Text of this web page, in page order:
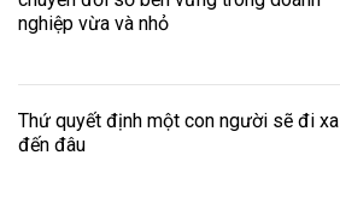
nghiệp vừa và nhỏ
Thứ quyết định một con người sẽ đi xa
đến đâu